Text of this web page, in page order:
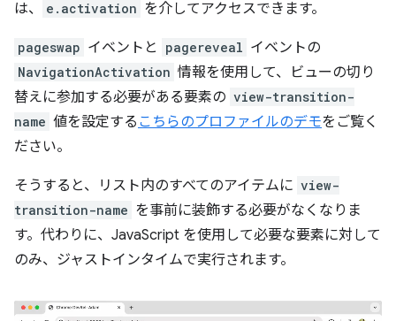
は、
e.activation を介してアクセスできます。
pageswap イベントと pagereveal イベントの
NavigationActivation 情報を使用して、ビューの切り
替えに参加する必要がある要素の view-transition-
name 値を設定する こちらのプロファイルのデモをご覧く
ださい。
そうすると、リスト内のすべてのアイテムに view-
transition-name を事前に装飾する必要がなくなりま
す。代わりに、JavaScript を使用して必要な要素に対して
のみ、ジャストインタイムで実行されます。